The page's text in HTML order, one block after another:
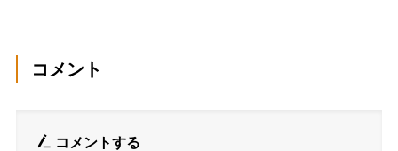
コメント
コメントする